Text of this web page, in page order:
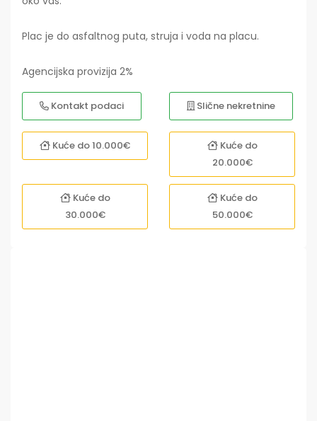
Plac je do asfaltnog puta, struja i voda na placu.
Agencijska provizija 2%
Kontakt podaci Slične nekretnine
Kuće do 10.000€
Kuće do
20.000€
Kuće do
30.000€
Kuće do
50.000€